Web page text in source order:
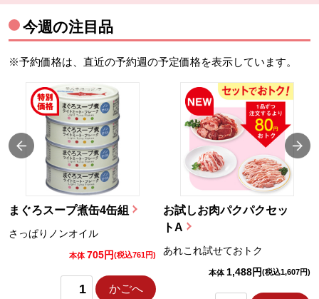
今週の注目品
※予約価格は、直近の予約週の予定価格を表示しています。
まぐろスープ煮缶4缶組
さっぱりノンオイル
本体 705円(税込761円)
かごへ
お試しお肉パクパクセッ
トA
あれこれ試せておトク
本体 1,488円(税込1,607円)